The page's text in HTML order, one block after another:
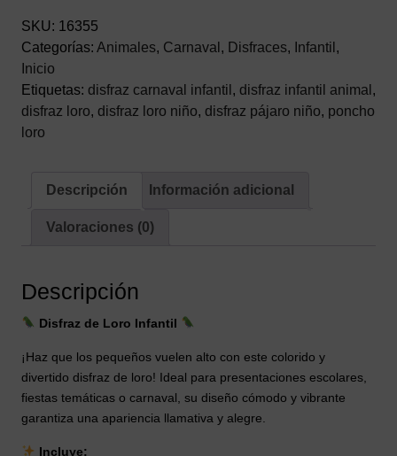
con
Capucha
para
Carnaval
cantidad
SKU: 16355
Categorías: Animales, Carnaval , Disfraces, Infantil ,
Inicio
Etiquetas: disfraz carnaval infantil , disfraz infantil animal ,
disfraz loro, disfraz loro niño, disfraz pájaro niño, poncho
loro
Descripción Información adicional
Valoraciones (0)
Descripción
Disfraz de Loro Infantil
¡Haz que los pequeños vuelen alto con este colorido y
divertido disfraz de loro! Ideal para presentaciones escolares,
fiestas temáticas o carnaval, su diseño cómodo y vibrante
garantiza una apariencia llamativa y alegre.
Incluye: